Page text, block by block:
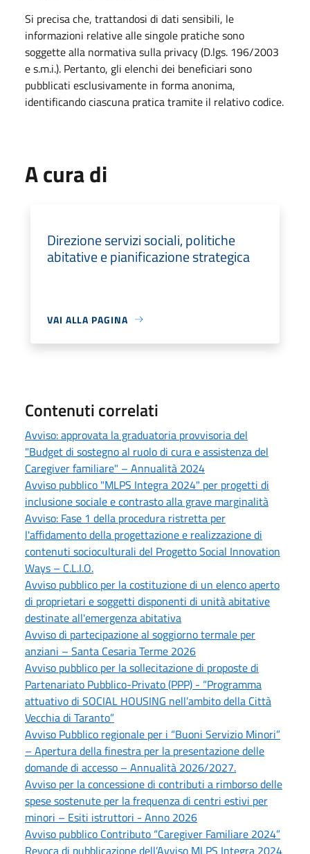
Si precisa che, trattandosi di dati sensibili, le
informazioni relative alle singole pratiche sono
soggette alla normativa sulla privacy (D.lgs. 196/2003
e s.m.i.). Pertanto, gli elenchi dei beneficiari sono
pubblicati esclusivamente in forma anonima,
identificando ciascuna pratica tramite il relativo codice.
A cura di
Direzione servizi sociali, politiche
abitative e pianificazione strategica
VAI ALLA PAGINA
Contenuti correlati
Avviso: approvata la graduatoria provvisoria del
"Budget di sostegno al ruolo di cura e assistenza del
Caregiver familiare" – Annualità 2024
Avviso pubblico "MLPS Integra 2024" per progetti di
inclusione sociale e contrasto alla grave marginalità
Avviso: Fase 1 della procedura ristretta per
l'affidamento della progettazione e realizzazione di
contenuti socioculturali del Progetto Social Innovation
Ways – C.L.I.O.
Avviso pubblico per la costituzione di un elenco aperto
di proprietari e soggetti disponenti di unità abitative
destinate all'emergenza abitativa
Avviso di partecipazione al soggiorno termale per
anziani – Santa Cesaria Terme 2026
Avviso pubblico per la sollecitazione di proposte di
Partenariato Pubblico-Privato (PPP) - “Programma
attuativo di SOCIAL HOUSING nell’ambito della Città
Vecchia di Taranto”
Avviso Pubblico regionale per i “Buoni Servizio Minori”
– Apertura della finestra per la presentazione delle
domande di accesso – Annualità 2026/2027.
Avviso per la concessione di contributi a rimborso delle
spese sostenute per la frequenza di centri estivi per
minori – Esiti istruttori - Anno 2026
Avviso pubblico Contributo “Caregiver Familiare 2024”
Revoca di pubblicazione dell’Avviso MLPS Integra 2024